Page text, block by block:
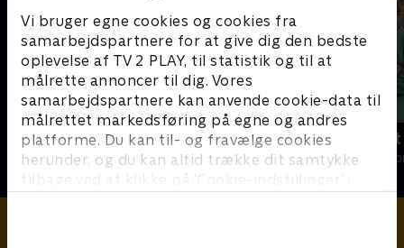
Vi bruger egne cookies og cookies fra
samarbejdspartnere for at give dig den bedste
oplevelse af TV 2 PLAY, til statistik og til at
målrette annoncer til dig. Vores
samarbejdspartnere kan anvende cookie-data til
målrettet markedsføring på egne og andres
platforme. Du kan til- og fravælge cookies
herunder, og du kan altid trække dit samtykke
tilbage ved at klikke på ’Cookie-indstillinger’ i
Happy fucking Pride
Drama • 1 sæsoner
Fake Patient
Drama • 1